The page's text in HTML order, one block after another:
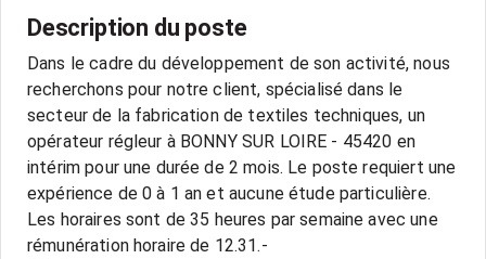
Description du poste
Dans le cadre du développement de son activité, nous
recherchons pour notre client, spécialisé dans le
secteur de la fabrication de textiles techniques, un
opérateur régleur à BONNY SUR LOIRE - 45420 en
intérim pour une durée de 2 mois. Le poste requiert une
expérience de 0 à 1 an et aucune étude particulière.
Les horaires sont de 35 heures par semaine avec une
rémunération horaire de 12.31.-